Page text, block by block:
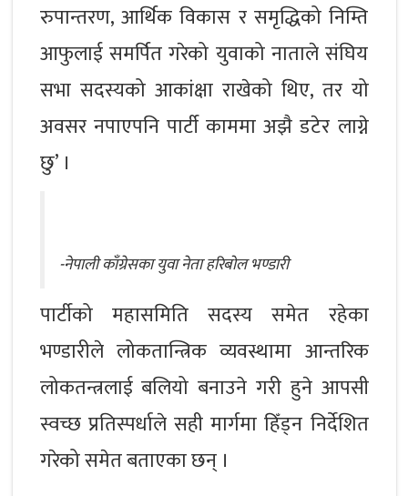
रुपान्तरण, आर्थिक विकास र समृद्धिको निम्ति
आफुलाई समर्पित गरेको युवाको नाताले संघिय
सभा सदस्यको आकांक्षा राखेको थिए, तर यो
अवसर नपाएपनि पार्टी काममा अझै डटेर लाग्ने
छु’ ।
-नेपाली काँग्रेसका युवा नेता हरिबोल भण्डारी
पार्टीको महासमिति सदस्य समेत रहेका
भण्डारीले लोकतान्त्रिक व्यवस्थामा आन्तरिक
लोकतन्त्रलाई बलियो बनाउने गरी हुने आपसी
स्वच्छ प्रतिस्पर्धाले सही मार्गमा हिँड्न निर्देशित
गरेको समेत बताएका छन् ।